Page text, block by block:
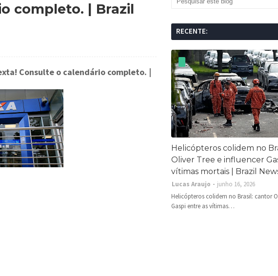
completo. | Brazil
Consulte o calendário completo. |
RECENTE:
Helicópteros colidem no
Oliver Tree e influencer
vítimas mortais | Brazil
Lucas Araujo
junho 16, 2026
Helicópteros colidem no Brasil: cantor
Gaspi entre as vítimas…